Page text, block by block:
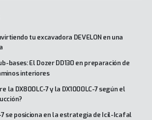
tu excavadora DEVELON en una
bases: El Dozer DD130 en preparación de
interiores
la DX800LC-7 y la DX1000LC-7 según el
7 se posiciona en la estrategia de Icil-Icafal